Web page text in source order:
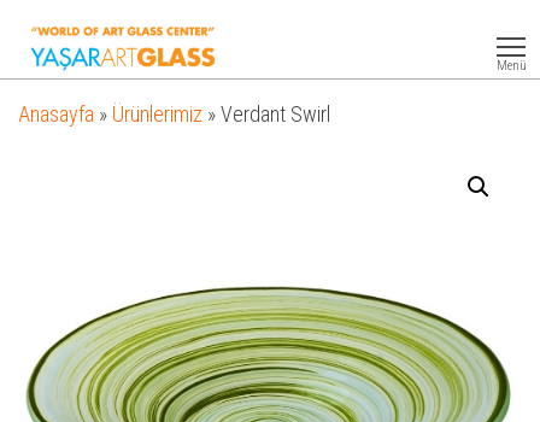
Glass
Menü
Anasayfa » Ürünlerimiz »Verdant Swirl